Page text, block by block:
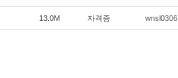
13.0M 자격증 wnsl0306